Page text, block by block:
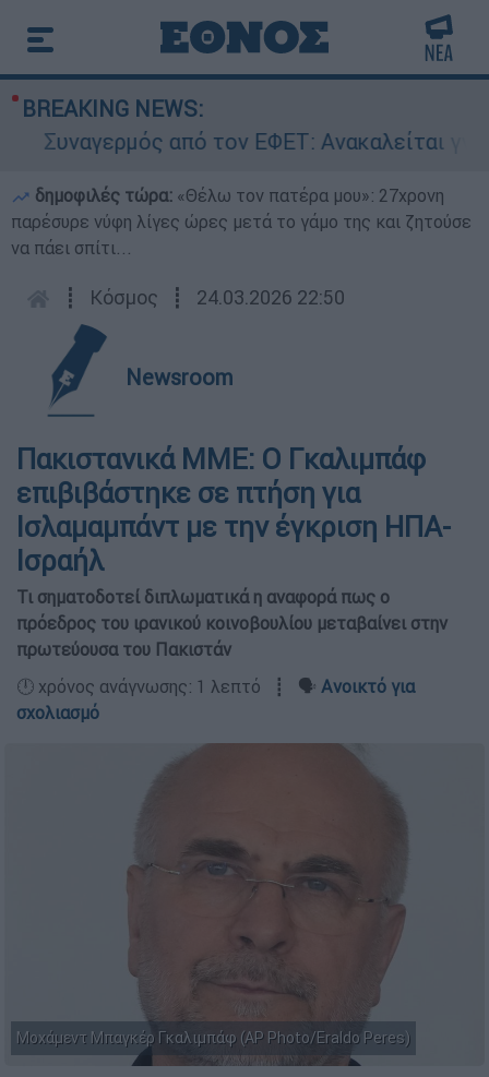
BREAKING NEWS:
Συναγερμός από τον ΕΦΕΤ: Ανακαλείται
δημοφιλές τώρα: «Θέλω τον πατέρα μου»: 27χρονη
παρέσυρε νύφη λίγες ώρες μετά το γάμο της και ζητούσε
να πάει σπίτι...
┋ Κόσμος ┋ 24.03.2026 22:50
Newsroom
Πακιστανικά MME: Ο Γκαλιμπάφ
επιβιβάστηκε σε πτήση για
Ισλαμαμπάντ με την έγκριση ΗΠΑ-
Ισραήλ
Τι σηματοδοτεί διπλωματικά η αναφορά πως ο
πρόεδρος του ιρανικού κοινοβουλίου μεταβαίνει στην
πρωτεύουσα του Πακιστάν
🕛 χρόνος ανάγνωσης: 1 λεπτό ┋ 🗣️ Ανοικτό για
σχολιασμό
Μοχάμεντ Μπαγκέρ Γκαλιμπάφ (AP Photo/Eraldo Peres)